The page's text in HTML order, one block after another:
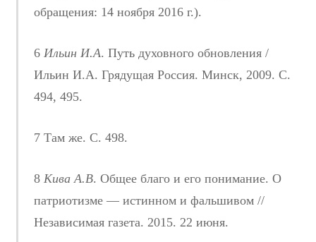
обращения: 14 ноября 2016 г.).
6 Ильин И.А. Путь духовного обновления /
Ильин И.А. Грядущая Россия. Минск, 2009. С.
494, 495.
7 Там же. С. 498.
8 Кива А.В. Общее благо и его понимание. О
патриотизме — истинном и фальшивом //
Независимая газета. 2015. 22 июня.